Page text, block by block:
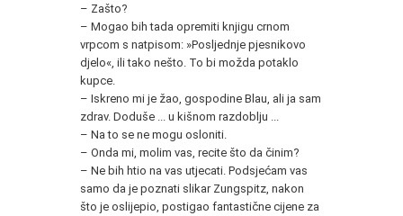
– Zašto?
– Mogao bih tada opremiti knjigu crnom
vrpcom s natpisom: »Posljednje pjesnikovo
djelo«, ili tako nešto. To bi možda potaklo
kupce.
– Iskreno mi je žao, gospodine Blau, ali ja sam
zdrav. Doduše ... u kišnom razdoblju ...
– Na to se ne mogu osloniti.
– Onda mi, molim vas, recite što da činim?
– Ne bih htio na vas utjecati. Podsjećam vas
samo da je poznati slikar Zungspitz, nakon
što je oslijepio, postigao fantastične cijene za